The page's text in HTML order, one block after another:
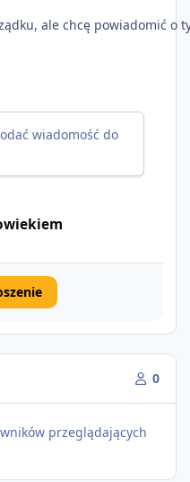
wiadomość do
0
przeglądających